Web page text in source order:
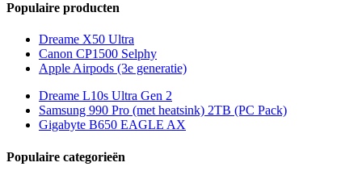
Populaire producten
Dreame X50 Ultra
Canon CP1500 Selphy
Apple Airpods (3e generatie)
Dreame L10s Ultra Gen 2
Samsung 990 Pro (met heatsink) 2TB (PC Pack)
Gigabyte B650 EAGLE AX
Populaire categorieën